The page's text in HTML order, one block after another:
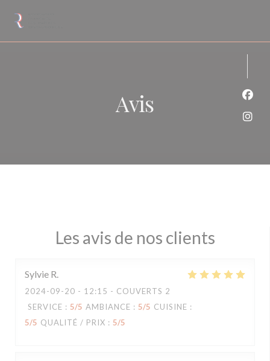
Avis
Les avis de nos clients
Sylvie R
2024-09-20 - 12:15 - COUVERTS 2
SERVICE : 5/5 AMBIANCE : 5/5 CUISINE :
5/5 QUALITÉ / PRIX : 5/5